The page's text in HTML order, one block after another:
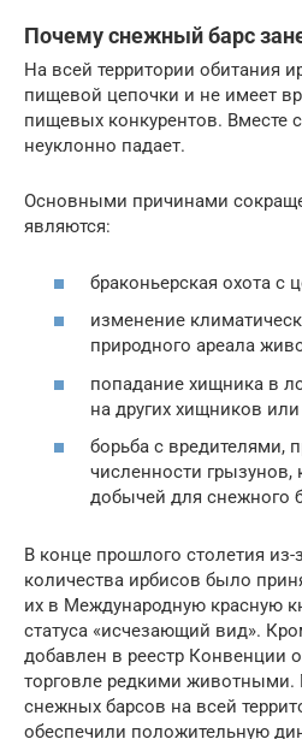
Почему снежный барс
На всей территории обитания
пищевой цепочки и не имеет
пищевых конкурентов. Вместе
неуклонно падает.
Основными причинами
являются:
браконьерская охота с
изменение
природного ареала
попадание хищника в
на других хищников
борьба с вредителями,
численности грызунов,
добычей для снежного
В конце прошлого столетия из-
количества ирбисов было
их в Международную красную
статуса «исчезающий вид».
добавлен в реестр Конвенции
торговле редкими
снежных барсов на всей
обеспечили положительную